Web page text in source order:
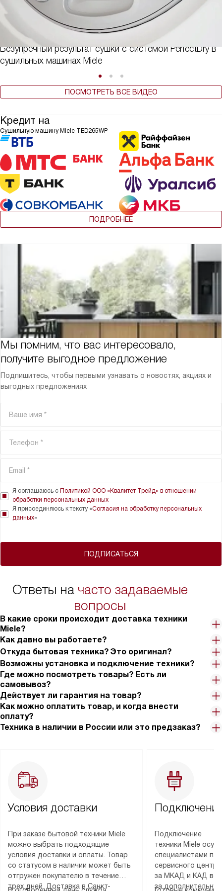
Безупречный результат сушки с системой PerfectDry в
сушильных машинах Miele
ПОСМОТРЕТЬ ВСЕ ВИДЕО
Кредит на
Сушильную машину Miele TED265WP
ПОДРОБНЕЕ
Мы помним, что вас интересовало,
получите выгодное предложение
Подпишитесь, чтобы первыми узнавать о новостях, акциях и
выгодных предложениях
ПОДПИСАТЬСЯ
Я соглашаюсь с Политикой ООО «Квалитет Трейд» в отношении
обработки персональных данных
Я присоединяюсь к тексту «Согласия на обработку персональных
данных»
Ответы на часто задаваемые
вопросы
В какие сроки происходит доставка техники
Miele?
Как давно вы работаете?
Откуда бытовая техника? Это оригинал?
Возможны установка и подключение техники?
Где можно посмотреть товары? Есть ли
самовывоз?
Действует ли гарантия на товар?
Как можно оплатить товар, и когда внести
оплату?
Техника в наличии в России или это предзаказ?
Условия доставки
При заказе бытовой техники Miele
можно выбрать подходящие
условия доставки и оплаты. Товар
со статусом в наличии может быть
отгружен покупателю в течение
трех дней. Доставка в Санкт-
Подключение
техники Miele
специалистами
сервисного
за МКАД и КАД
за